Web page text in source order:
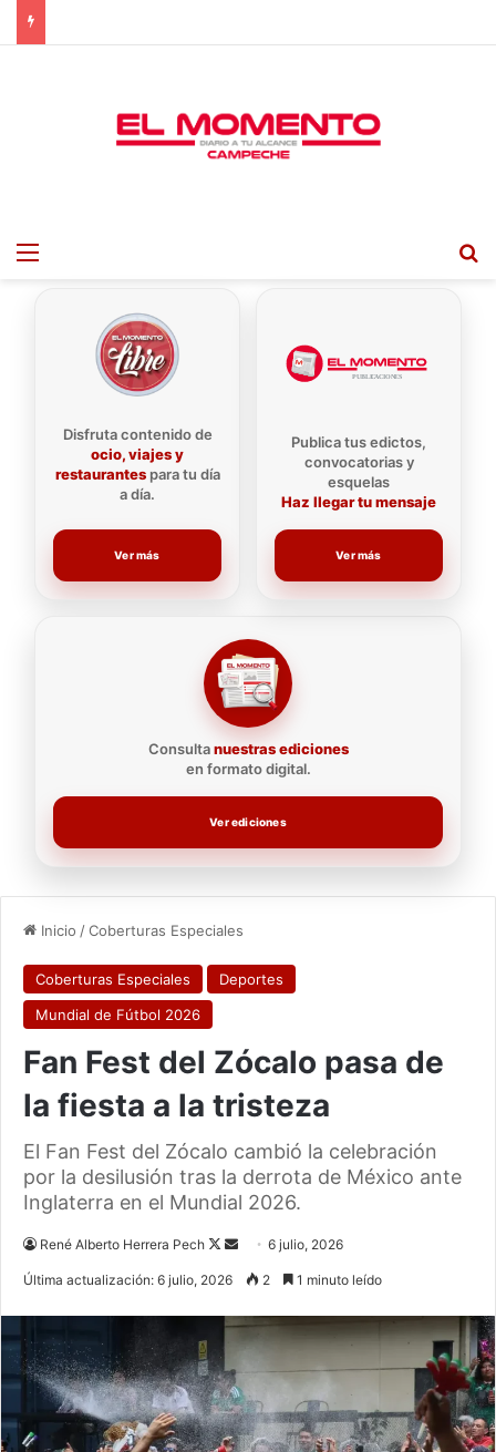
Menu
Disfruta contenido de
ocio, viajes y
restaurantespara tu día
a día.
Ver más
Consultanuestras ediciones
en formato digital.
Ver ediciones
Publica tus edictos,
convocatorias y
esquelas
Haz llegar tu mensaje
Ver más
Inicio /Coberturas Especiales
Coberturas Especiales
Deportes
Mundial de Fútbol 2026
Fan Fest del Zócalo pasa de
la fiesta a la tristeza
El Fan Fest del Zócalo cambió la celebración
por la desilusión tras la derrota de México ante
Inglaterra en el Mundial 2026.
René Alberto Herrera Pech
Follow
Send
an
6 julio, 2026
Última actualización: 6 julio, 2026 2 1 minuto leído